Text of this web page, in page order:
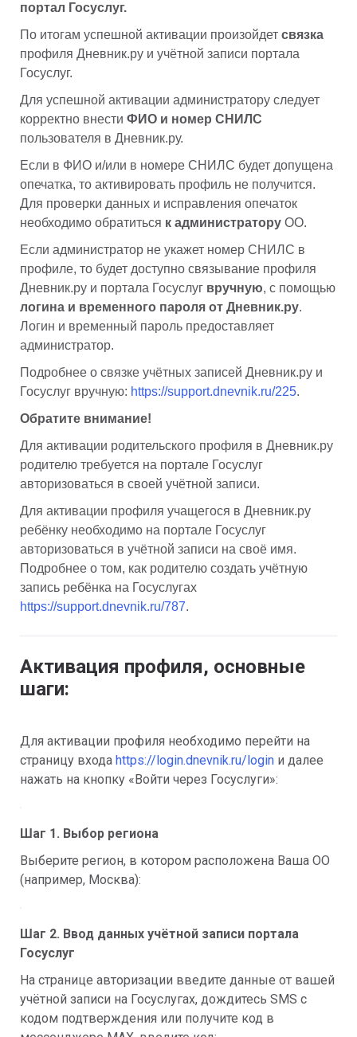
портал Госуслуг.
По итогам успешной активации произойдет связка
профиля Дневник.ру и учётной записи портала
Госуслуг.
Для успешной активации администратору следует
корректно внести ФИО и номер СНИЛС
пользователя в Дневник.ру.
Если в ФИО и/или в номере СНИЛС будет допущена
опечатка, то активировать профиль не получится.
Для проверки данных и исправления опечаток
необходимо обратиться к администратору ОО.
Если администратор не укажет номер СНИЛС в
профиле, то будет доступно связывание профиля
Дневник.ру и портала Госуслуг вручную
логина и временного пароля от Дневник.ру.
Логин и временный пароль предоставляет
администратор.
Подробнее о связке учётных записей Дневник.ру и
Госуслуг вручную: https://support.dnevnik.ru/225.
Обратите внимание!
Для активации родительского профиля в Дневник.ру
родителю требуется на портале Госуслуг
авторизоваться в своей учётной записи.
Для активации профиля учащегося в Дневник.ру
ребёнку необходимо на портале Госуслуг
авторизоваться в учётной записи на своё имя.
Подробнее о том, как родителю создать учётную
https://support.dnevnik.ru/787.
Активация профиля, основные
шаги:
Для активации профиля необходимо перейти на
страницу входа https://login.dnevnik.ru/login и далее
нажать на кнопку «Войти через Госуслуги»:
Шаг 1. Выбор региона
Выберите регион, в котором расположена Ваша ОО
(например, Москва):
Шаг 2. Ввод данных учётной записи портала
Госуслуг
На странице авторизации введите данные от вашей
учётной записи на Госуслугах, дождитесь SMS с
кодом подтверждения или получите код в